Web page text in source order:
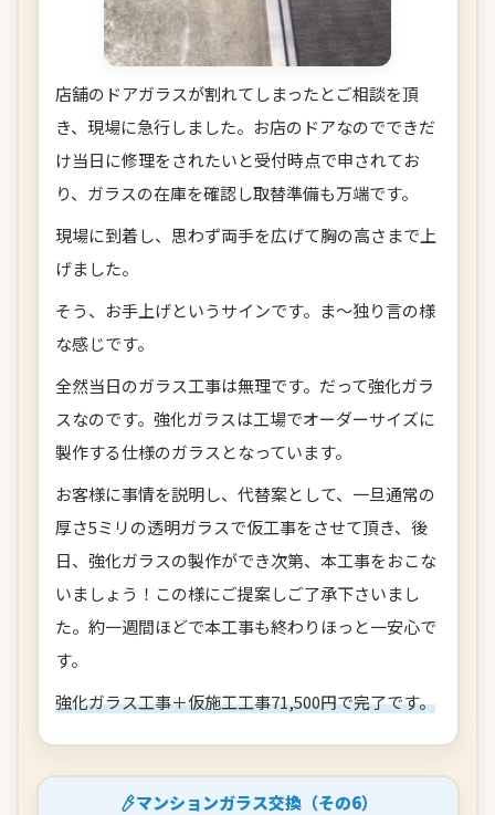
店舗のドアガラスが割れてしまったとご相談を頂
き、現場に急行しました。お店のドアなのでできだ
け当日に修理をされたいと受付時点で申されてお
り、ガラスの在庫を確認し取替準備も万端です。
現場に到着し、思わず両手を広げて胸の高さまで上
げました。
そう、お手上げというサインです。ま～独り言の様
な感じです。
全然当日のガラス工事は無理です。だって強化ガラ
スなのです。強化ガラスは工場でオーダーサイズに
製作する仕様のガラスとなっています。
お客様に事情を説明し、代替案として、一旦通常の
厚さ5ミリの透明ガラスで仮工事をさせて頂き、後
日、強化ガラスの製作ができ次第、本工事をおこな
いましょう！この様にご提案しご了承下さいまし
た。約一週間ほどで本工事も終わりほっと一安心で
す。
強化ガラス工事＋仮施工工事71,500円で完了です。
マンションガラス交換（その6）